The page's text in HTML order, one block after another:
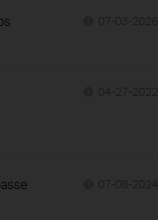
07-03-2026
04-27-2022
07-08-2024